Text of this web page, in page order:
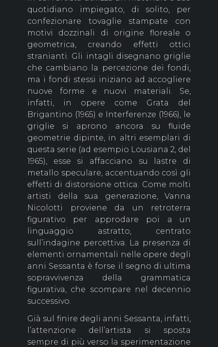
quotidiano impiegato, di solito, per
confezionare tovaglie stampate con
motivi dozzinali di origine floreale o
geometrica, creando effetti ottici
stranianti. Gli intagli disegnano griglie
che cambiano la percezione dei fondi,
ma i fondi stessi iniziano ad accogliere
nuove forme e nuovi materiali. Se,
infatti, in opere come Grata del
Brigantino (1965) e Interferenze (1966), le
griglie si aprono ancora su fluide
geometrie dipinte, in altri esemplari di
questa serie (ad esempio Lousiana 2, del
1965), esse si affacciano su lastre di
metallo speculare, accentuando così gli
effetti di distorsione ottica. Come molti
artisti della sua generazione, Vanna
Nicolotti proviene da un retroterra
figurativo per approdare poi a un
linguaggio astratto, centrato
sull’indagine percettiva. La presenza di
elementi ornamentali nelle opere degli
anni Sessanta è forse il segno di ultima
sopravvivenza della grammatica
figurativa, che scompare nel decennio
successivo.
Già sul finire degli anni Sessanta, infatti,
l’attenzione dell’artista si sposta
sempre di più verso la sperimentazione